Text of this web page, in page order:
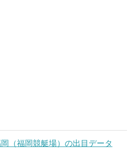
（福岡競艇場）の出目データ